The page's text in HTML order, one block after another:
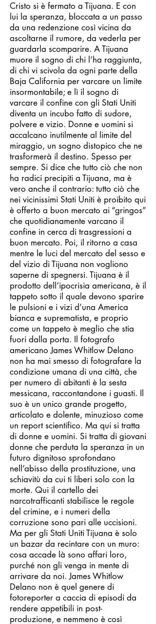
Cristo si è fermato a Tijuana. E con
lui la speranza, bloccata a un passo
da una redenzione così vicina da
ascoltarne il rumore, da vederla per
guardarla scomparire. A Tijuana
muore il sogno di chi l’ha raggiunta,
di chi vi scivola da ogni parte della
Baja California per varcare un limite
insormontabile; e lì il sogno di
varcare il confine con gli Stati Uniti
diventa un incubo fatto di sudore,
polvere e vizio. Donne e uomini si
accalcano inutilmente al limite del
miraggio, un sogno distopico che ne
trasformerà il destino. Spesso per
sempre. Si dice che tutto ciò che non
ha radici precipiti a Tijuana, ma è
vero anche il contrario: tutto ciò che
nei vicinissimi Stati Uniti è proibito qui
è offerto a buon mercato ai “gringos”
che quotidianamente varcano il
confine in cerca di trasgressioni a
buon mercato. Poi, il ritorno a casa
mentre le luci del mercato del sesso e
del vizio di Tijuana non vogliono
saperne di spegnersi. Tijuana è il
prodotto dell’ipocrisia americana, è il
tappeto sotto il quale devono sparire
le pulsioni e i vizi d’una America
bianca e suprematista, e proprio
come un tappeto è meglio che stia
fuori dalla porta. Il fotografo
americano James Whitlow Delano
non ha mai smesso di fotografare la
condizione umana di una città, che
per numero di abitanti è la sesta
messicana, raccontandone i guasti. Il
suo è un unico grande progetto,
articolato e dolente, minuzioso come
un report scientifico. Ma qui si tratta
di donne e uomini. Si tratta di giovani
donne che perduta la speranza in un
futuro dignitoso sprofondano
nell’abisso della prostituzione, una
schiavitù da cui ti liberi solo con la
morte. Qui il cartello dei
narcotrafficanti stabilisce le regole
del crimine, e i numeri della
corruzione sono pari alle uccisioni.
Ma per gli Stati Uniti Tijuana è solo
un bazar da recintare con un muro:
cosa accade là sono affari loro,
purché non gli venga in mente di
arrivare da noi. James Whitlow
Delano non è quel genere di
fotoreporter a caccia di episodi da
rendere appetibili in post-
produzione, e nemmeno è così